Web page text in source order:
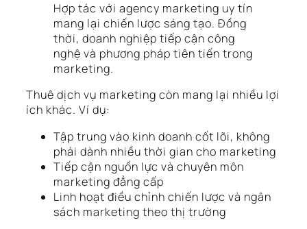
Hợp tác với agency marketing uy tín
mang lại chiến lược sáng tạo. Đồng
thời, doanh nghiệp tiếp cận công
nghệ và phương pháp tiên tiến trong
marketing.
Thuê dịch vụ marketing còn mang lại nhiều lợi
ích khác. Ví dụ:
Tập trung vào kinh doanh cốt lõi, không
phải dành nhiều thời gian cho marketing
Tiếp cận nguồn lực và chuyên môn
marketing đẳng cấp
Linh hoạt điều chỉnh chiến lược và ngân
sách marketing theo thị trường